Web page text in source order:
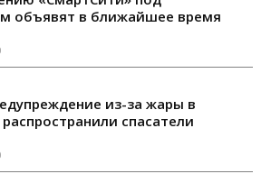
объявят в ближайшее время
из-за жары в
спасатели